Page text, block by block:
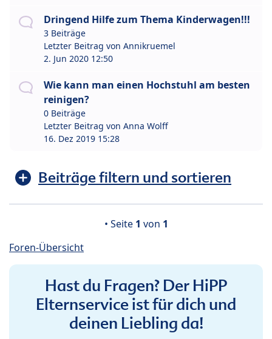
Dringend Hilfe zum Thema Kinderwagen!!!
3 Beiträge
Letzter Beitrag von Annikruemel
2. Jun 2020 12:50
Wie kann man einen Hochstuhl am besten
reinigen?
0 Beiträge
Letzter Beitrag von Anna Wolff
16. Dez 2019 15:28
Beiträge filtern und sortieren
• Seite 1 von 1
Foren-Übersicht
Hast du Fragen? Der HiPP
Elternservice ist für dich und
deinen Liebling da!